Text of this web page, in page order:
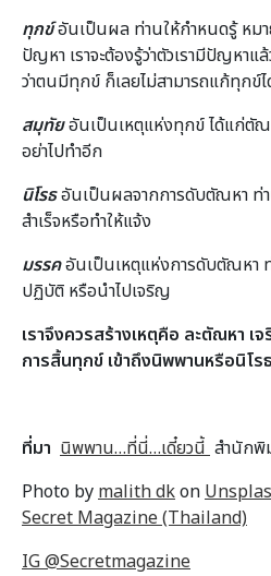
ทุกข์อันเป็นผล ท่านให้กำหนดรู้ หมา
ปัญหา เราจะต้องรู้ว่าตัวเรามีปัญหา
ว่าตนมีทุกข์ ก็เลยไม่สามารถแก้ทุกข์
สมุทัยอันเป็นเหตุแห่งทุกข์ ได้แก่ตัณ
อย่าไปทำอีก
นิโรธอันเป็นผลจากการดับตัณหา ท่
สำเร็จหรือทำให้แจ้ง
มรรคอันเป็นเหตุแห่งการดับตัณหา
ปฏิบัติ หรือนำไปเจริญ
เราจึงควรสร้างเหตุคือ ละตัณหา
การสิ้นทุกข์ เข้าถึงนิพพานหรือนิโร
ที่มา นิพพาน…ที่นี่…เดี๋ยวนี้ สำนักพิ
Photo by malith dkon
Secret Magazine (Thailand)
IG @Secretmagazine